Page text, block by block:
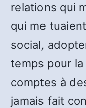
relations qui
qui me
social,
temps pour
comptes à
jamais fait